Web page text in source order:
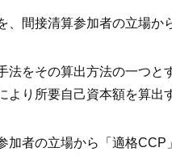
、間接清算参加者の立場か
法をその算出方法の一つ
より所要自己資本額を算
加者の立場から「適格